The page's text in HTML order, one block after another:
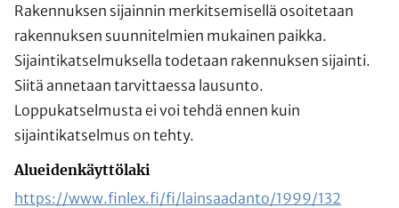
Rakennuksen sijainnin merkitsemisellä osoitetaan
rakennuksen suunnitelmien mukainen paikka.
Sijaintikatselmuksella todetaan rakennuksen sijainti.
Siitä annetaan tarvittaessa lausunto.
Loppukatselmusta ei voi tehdä ennen kuin
sijaintikatselmus on tehty.
Alueidenkäyttölaki
https://www.finlex.fi/fi/lainsaadanto/1999/132